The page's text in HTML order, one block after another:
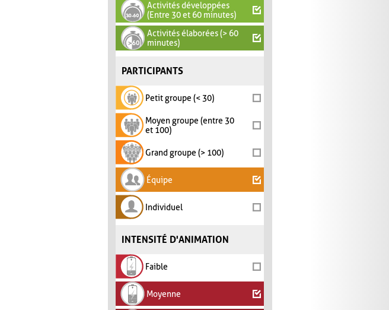
Activités développées
(Entre 30 et 60 minutes)
Activités élaborées (> 60
minutes)
PARTICIPANTS
Petit groupe (< 30)
Moyen groupe (entre 30
et 100)
Grand groupe (> 100)
Équipe
Individuel
INTENSITÉ D'ANIMATION
Faible
Moyenne